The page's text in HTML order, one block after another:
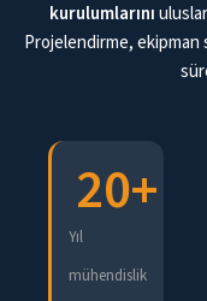
kurulumlarını
Projelendirme, ekipman
Yıl
mühendislik
20+